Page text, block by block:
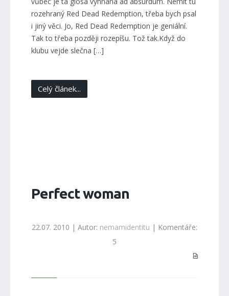
rozehraný Red Dead Redemption, třeba bych psal
i jiný věci. Jo, Red Dead Redemption je geniální.
Tak to třeba později rozepíšu. Tož tak.Když do
klubu vejde slečna […]
Celý článek...
Perfect woman
22.07. 2010 | Autor: nemamidentitu | Komentáře:
5